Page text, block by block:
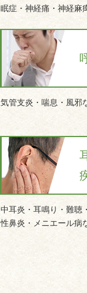
眠症・神経痛・神経麻
気管支炎・喘息・風邪
中耳炎・耳鳴り・難聴
性鼻炎・メニエール病